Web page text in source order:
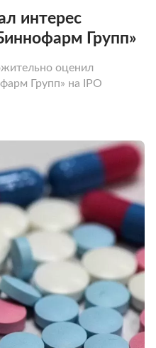
интерес
Групп»
оценил
Групп» на IPO